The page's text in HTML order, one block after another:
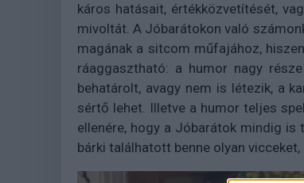
káros hatásait, értékközvetítését,
mivoltát. A Jóbarátokon való
magának a sitcom műfajához,
ráaggasztható: a humor nagy
behatárolt, avagy nem is létezik, a
sértő lehet. Illetve a humor teljes
ellenére, hogy a Jóbarátok mindig is
bárki találhatott benne olyan